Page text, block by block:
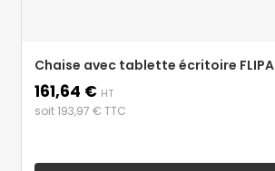
Chaise avec tablette écritoire FLIPA
Prix
161,64 € HT
soit 193,97 € TTC